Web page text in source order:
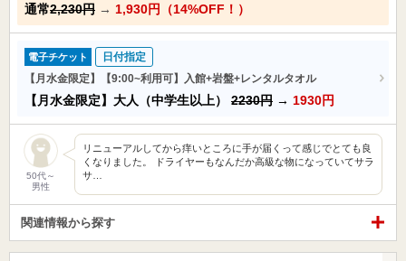
通常2,230円 → 1,930円（14%OFF！）
電子チケット
日付指定
【月水金限定】【9:00~利用可】入館+岩盤+レンタルタオル
【月水金限定】大人（中学生以上） 2230円 → 1930円
50代～
男性
リニューアルしてから痒いところに手が届くって感じでとても良
くなりました。 ドライヤーもなんだか高級な物になっていてサラ
サ…
関連情報から探す